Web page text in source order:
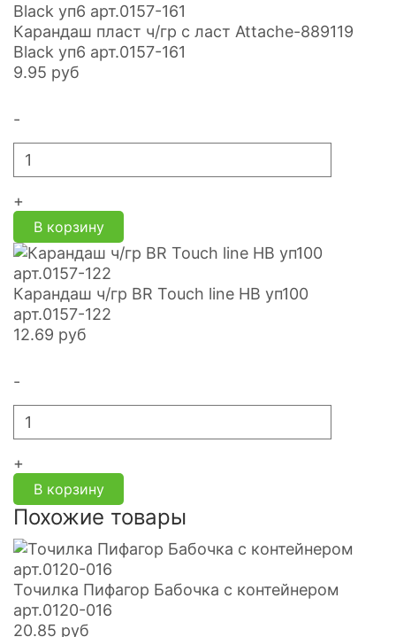
Карандаш пласт ч/гр с ласт Attache-889119
Black уп6 арт.0157-161
9.95 руб
-
+
В корзину
Карандаш ч/гр BR Touch line HB уп100
арт.0157-122
12.69 руб
-
+
В корзину
Похожие товары
Точилка Пифагор Бабочка с контейнером
арт.0120-016
20.85 руб